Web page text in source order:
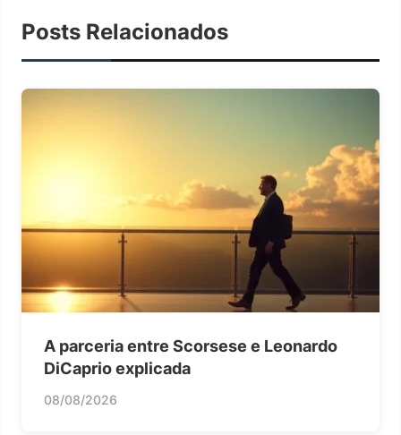
Posts Relacionados
A parceria entre Scorsese e Leonardo
DiCaprio explicada
08/08/2026